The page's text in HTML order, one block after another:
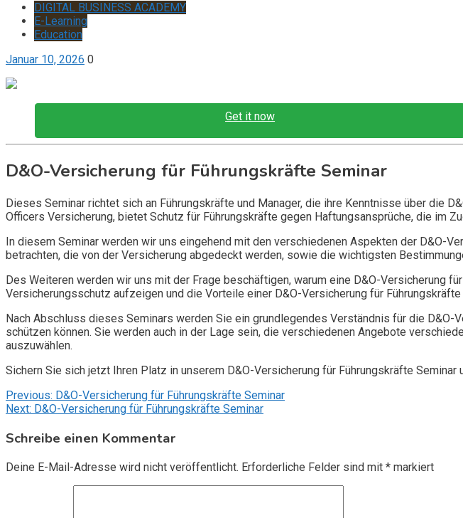
DIGITAL BUSINESS ACADEMY
E-Learning
Education
Januar 10, 2026 0
Get it now
D&O-Versicherung für Führungskräfte Seminar
Dieses Seminar richtet sich an Führungskräfte und Manager, die ihre Kenntnisse über die
Officers Versicherung, bietet Schutz für Führungskräfte gegen Haftungsansprüche, die im
In diesem Seminar werden wir uns eingehend mit den verschiedenen Aspekten der D&O-
betrachten, die von der Versicherung abgedeckt werden, sowie die wichtigsten
Des Weiteren werden wir uns mit der Frage beschäftigen, warum eine D&O-Versicherung
Versicherungsschutz aufzeigen und die Vorteile einer D&O-Versicherung für Führungskräfte
Nach Abschluss dieses Seminars werden Sie ein grundlegendes Verständnis für die
schützen können. Sie werden auch in der Lage sein, die verschiedenen Angebote
auszuwählen.
Sichern Sie sich jetzt Ihren Platz in unserem D&O-Versicherung für Führungskräfte
Beitragsnavigation
Previous: D&O-Versicherung für Führungskräfte Seminar
Next: D&O-Versicherung für Führungskräfte Seminar
Schreibe einen Kommentar
Deine E-Mail-Adresse wird nicht veröffentlicht. Erforderliche Felder sind mit * markiert